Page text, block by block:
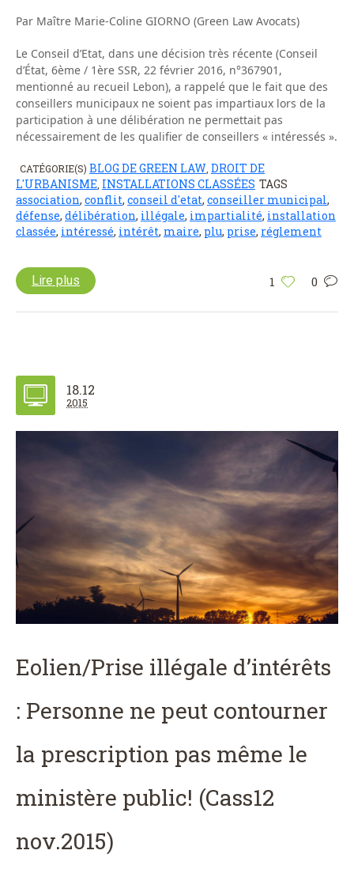
Par Maître Marie-Coline GIORNO (Green Law Avocats)
Le Conseil d’Etat, dans une décision très récente (Conseil
d’État, 6ème / 1ère SSR, 22 février 2016, n°367901,
mentionné au recueil Lebon), a rappelé que le fait que des
conseillers municipaux ne soient pas impartiaux lors de la
participation à une délibération ne permettait pas
nécessairement de les qualifier de conseillers « intéressés ».
CATÉGORIE(S) BLOG DE GREEN LAW DROIT DE
L'URBANISME INSTALLATIONS CLASSÉES TAGS
association, conflit, conseil d'etat, conseiller municipal,
défense, délibération, illégale, impartialité, installation
classée, intéressé, intérêt, maire, plu, prise, réglement
1 0
Lire plus
18.12
2015
Eolien/Prise illégale d’intérêts
: Personne ne peut contourner
la prescription pas même le
ministère public! (Cass12
nov.2015)